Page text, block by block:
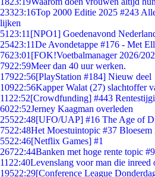
23323:16Top 2000 Editie 2025 #243
lijken
51 23:11 [NPO1] Goedenavond
25423:11De Avondetappe #176 - Met
7623:01 [FOK!Voetbalmanager 2026/
7922:59Meer dan 40 uur werken.
17922:56[PlayStation #184] Nieuw deel
10922:56Kapper Walat (27) slachtoffer
11 22:52[Crowdfunding] #443
6022:52Jerney Kaagman overleden
25522:48[UFO/UAP] #16 The Age of
7522:48Het Moestuintopic #37 Bloesem
5522:46[Netflix Games] #1
26722:44Banken met hoge rente topic
11 22:40Levenslang voor man die inreed
19522:29[Conference League